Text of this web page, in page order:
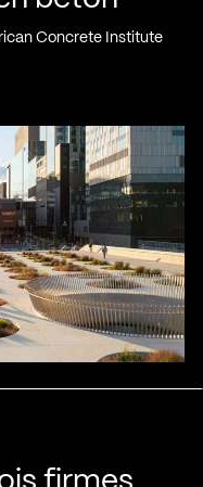
Concrete Institute